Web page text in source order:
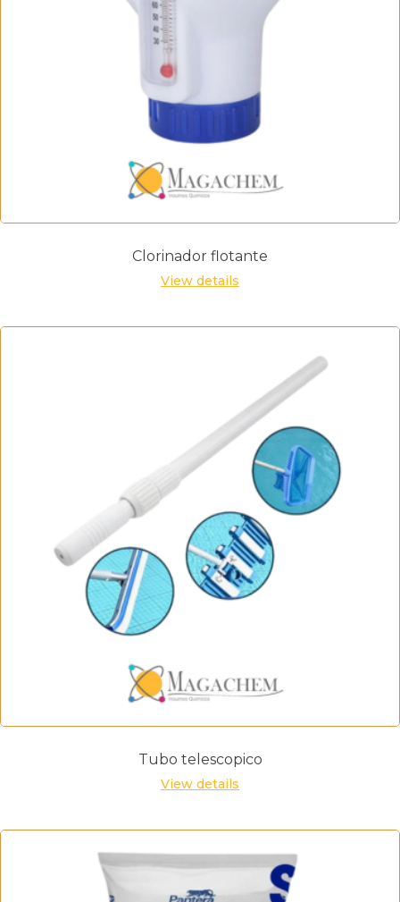
Clorinador flotante
View details
Tubo telescopico
View details